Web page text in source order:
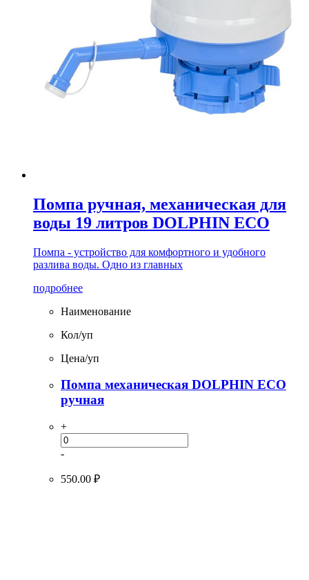
Помпа ручная, механическая для
воды 19 литров DOLPHIN ECO
Помпа - устройство для комфортного и удобного
разлива воды. Одно из главных
подробнее
Наименование
Кол/уп
Цена/уп
Помпа механическая DOLPHIN ECO
ручная
+
-
550.00 ₽